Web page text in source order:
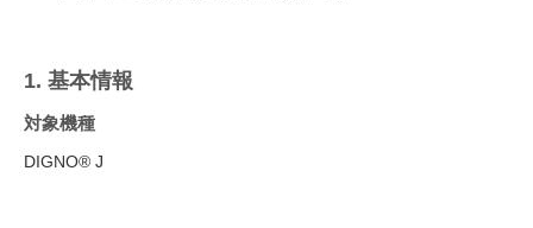
1. 基本情報
対象機種
DIGNO® J